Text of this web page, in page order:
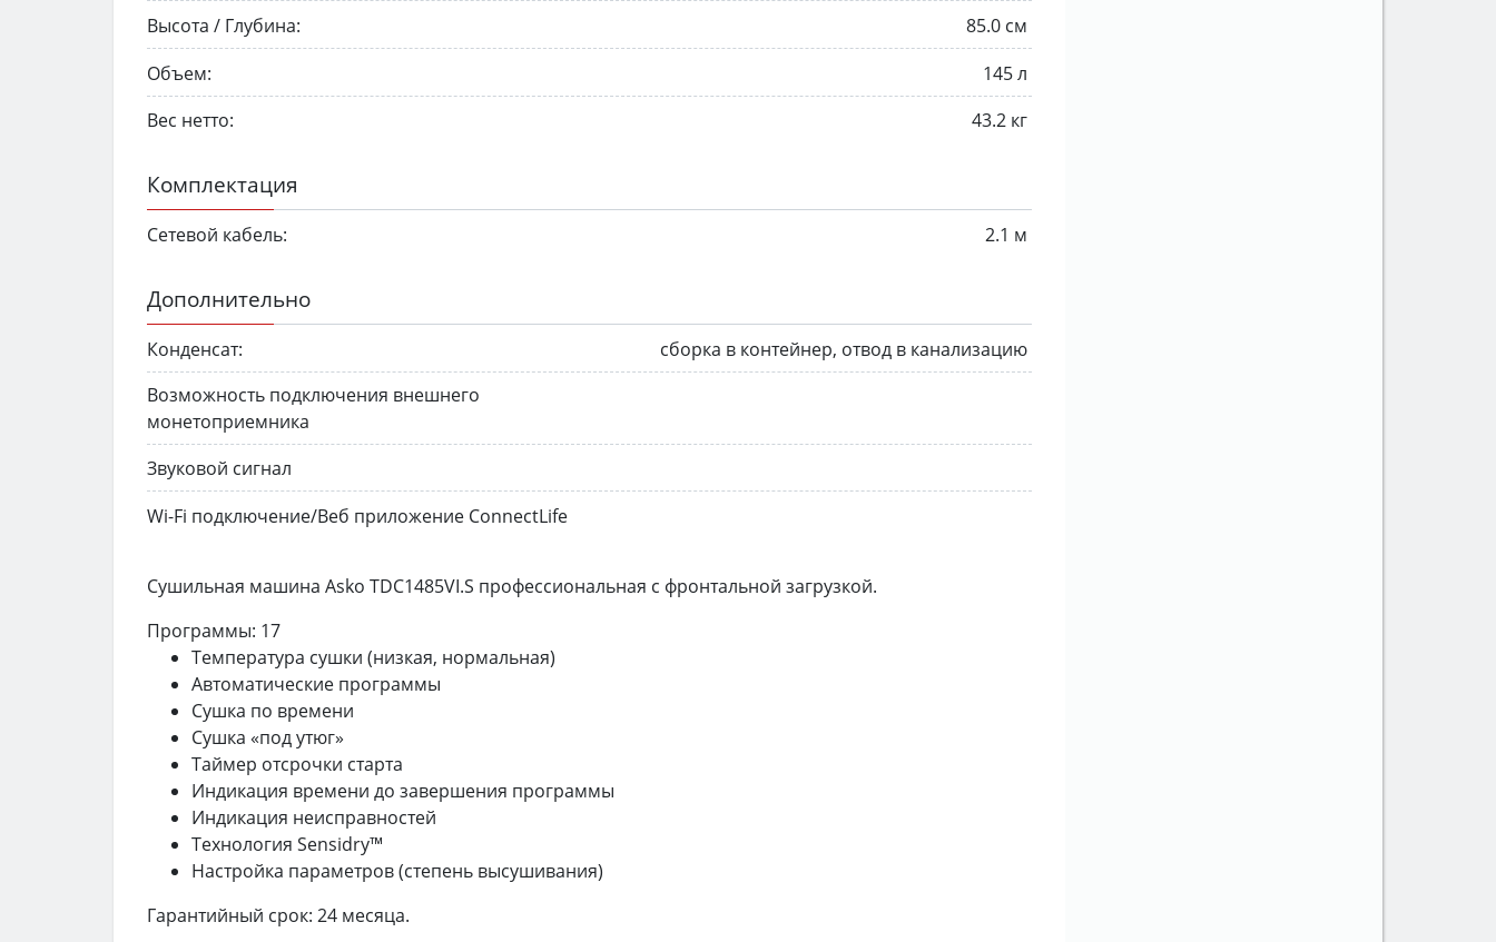
Высота / Глубина:
85.0 см
Объем:
145 л
Вес нетто:
43.2 кг
Комплектация
Сетевой кабель: 2.1 м
Дополнительно
Конденсат:
сборка в контейнер, отвод в канализацию
Возможность подключения внешнего
монетоприемника
Звуковой сигнал
Wi-Fi подключение/Веб приложение ConnectLife
Сушильная машина Asko TDC1485VI.S профессиональная с фронтальной загрузкой.
Программы: 17
Температура сушки (низкая, нормальная)
Автоматические программы
Сушка по времени
Сушка «под утюг»
Таймер отсрочки старта
Индикация времени до завершения программы
Индикация неисправностей
Технология Sensidry™
Настройка параметров (степень высушивания)
Гарантийный срок: 24 месяца.